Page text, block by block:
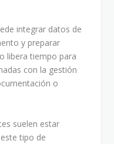
integrar datos de
y preparar
libera tiempo para
con la gestión
o
suelen estar
tipo de